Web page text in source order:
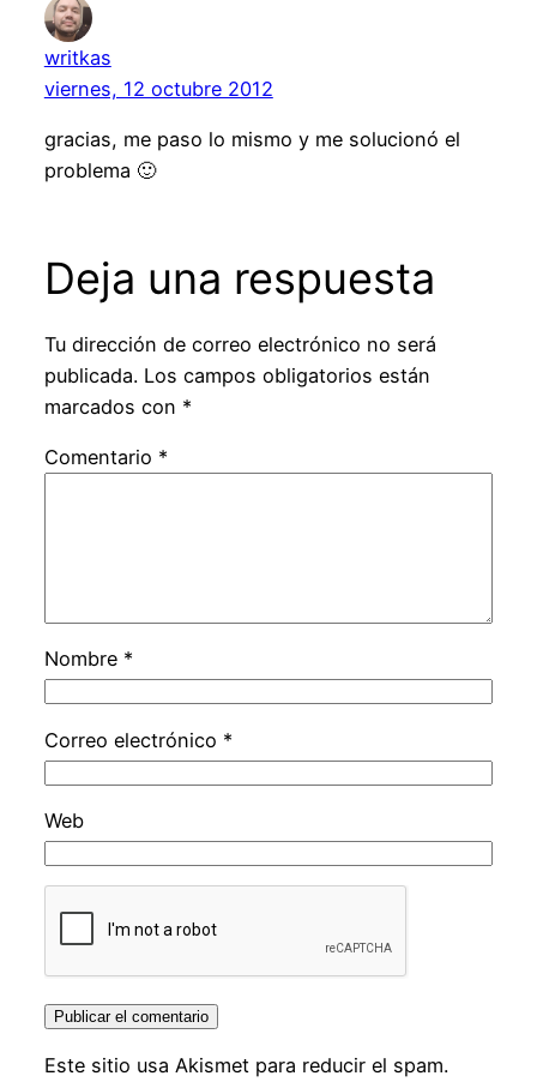
writkas
viernes, 12 octubre 2012
gracias, me paso lo mismo y me solucionó el
problema 🙂
Deja una respuesta
Tu dirección de correo electrónico no será
publicada. Los campos obligatorios están
marcados con *
Comentario *
Nombre *
Correo electrónico *
Web
Este sitio usa Akismet para reducir el spam.